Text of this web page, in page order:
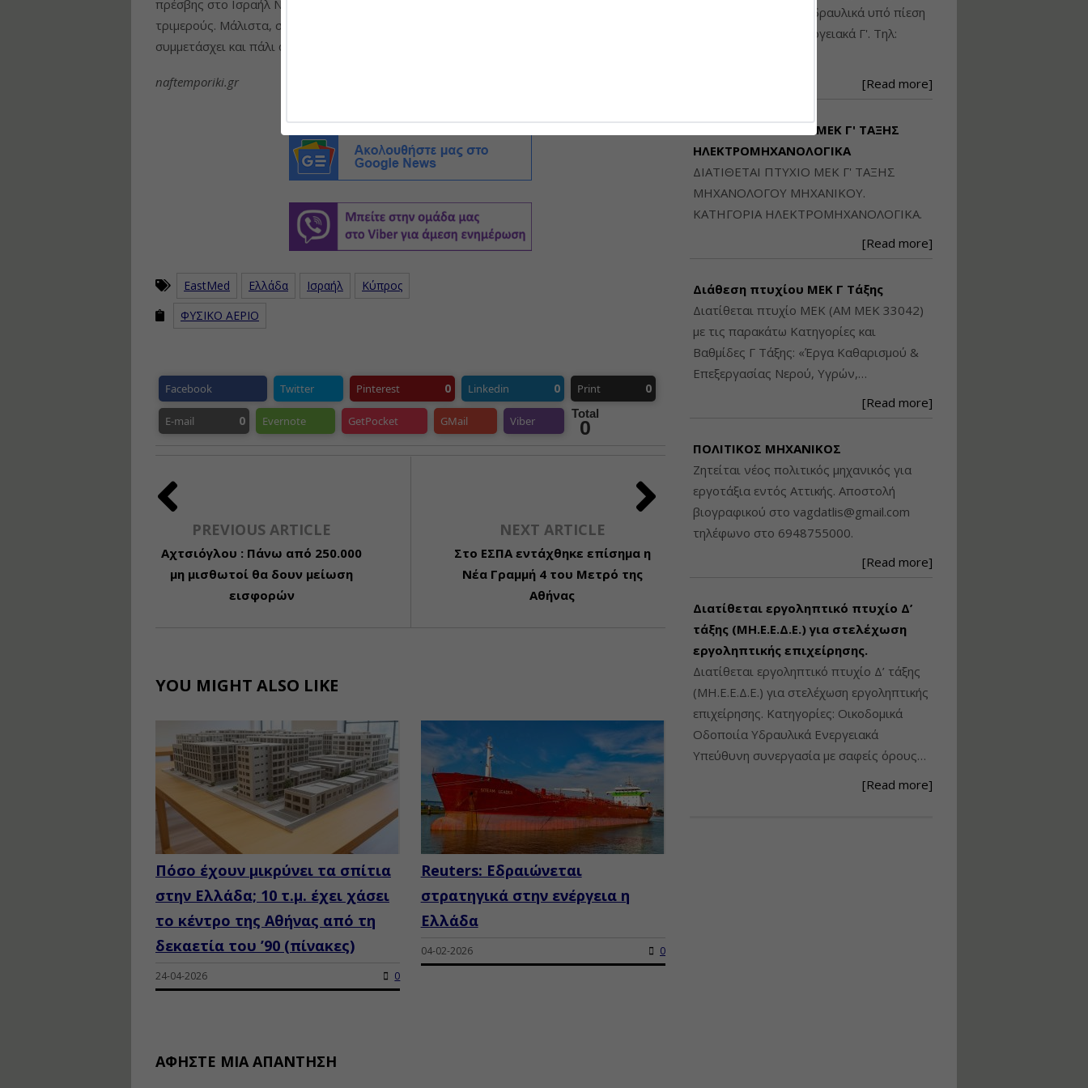
πρέσβης στο Ισραήλ Ντέιβιντ Φρίντμαν, ο οποίος συμμετείχε στις εργασίες της
τριμερούς. Μάλιστα, σύμφωνα με τον κ. Τσίπρα, στη Σύνοδο της Κρήτης είναι πιθανό να
συμμετάσχει και πάλι αξιωματούχος των ΗΠΑ.
naftemporiki.gr
EastMed Ελλάδα Ισραήλ
Κύπρος
ΦΥΣΙΚΟ ΑΕΡΙΟ
Facebook Twitter Pinterest 0 Linkedin 0 Print 0
E-mail 0 Evernote GetPocket GMail Viber
Total
0
PREVIOUS ARTICLE
Αχτσιόγλου : Πάνω από 250.000
μη μισθωτοί θα δουν μείωση
εισφορών
NEXT ARTICLE
Στο ΕΣΠΑ εντάχθηκε επίσημα η
Νέα Γραμμή 4 του Μετρό της
Αθήνας
YOU MIGHT ALSO LIKE
Πόσο έχουν μικρύνει τα σπίτια
στην Ελλάδα; 10 τ.μ. έχει χάσει
το κέντρο της Αθήνας από τη
δεκαετία του ’90 (πίνακες)
24-04-2026 0
Reuters: Εδραιώνεται
στρατηγικά στην ενέργεια η
Ελλάδα
04-02-2026 0
ΑΦΉΣΤΕ ΜΙΑ ΑΠΆΝΤΗΣΗ
Μηχανικού: Η/Μ Γ', Υδραυλικά υπό πίεση
Β', Βιομηχανικά - Ενεργειακά Γ'. Τηλ:
[Read more]
ΔΙΑΤΙΘΕΤΑΙ ΠΤΥΧΙΟ ΜΕΚ Γ' ΤΑΞΗΣ
ΗΛΕΚΤΡΟΜΗΧΑΝΟΛΟΓΙΚΑ
ΔΙΑΤΙΘΕΤΑΙ ΠΤΥΧΙΟ ΜΕΚ Γ' ΤΑΞΗΣ
ΜΗΧΑΝΟΛΟΓΟΥ ΜΗΧΑΝΙΚΟΥ.
ΚΑΤΗΓΟΡΙΑ ΗΛΕΚΤΡΟΜΗΧΑΝΟΛΟΓΙΚΑ.
[Read more]
Διάθεση πτυχίου ΜΕΚ Γ Τάξης
Διατίθεται πτυχίο ΜΕΚ (ΑΜ ΜΕΚ 33042)
με τις παρακάτω Κατηγορίες και
Βαθμίδες Γ Τάξης: «Έργα Καθαρισμού &
Επεξεργασίας Νερού, Υγρών,…
[Read more]
ΠΟΛΙΤΙΚΟΣ ΜΗΧΑΝΙΚΟΣ
Ζητείται νέος πολιτικός μηχανικός για
εργοτάξια εντός Αττικής. Αποστολή
βιογραφικού στο vagdatlis@gmail.com
τηλέφωνο στο 6948755000.
[Read more]
Διατίθεται εργοληπτικό πτυχίο Δ’
τάξης (ΜΗ.Ε.Ε.Δ.Ε.) για στελέχωση
εργοληπτικής επιχείρησης.
Διατίθεται εργοληπτικό πτυχίο Δ’ τάξης
(ΜΗ.Ε.Ε.Δ.Ε.) για στελέχωση εργοληπτικής
επιχείρησης. Κατηγορίες: Οικοδομικά
Οδοποιία Υδραυλικά Ενεργειακά
Υπεύθυνη συνεργασία με σαφείς όρους…
[Read more]
Ταυτότητα Κτιρίου/
και Πράξη (2024)
Πολεοδομικού
Σχεδιασμού Εντός
Ορίων Πόλεων και
Οικισμών και Εκτός
Εισηγήτρια:
Τιμή από: €145.00
Διάρκεια: 8 ώρες
τεχνολογίας
φωτισμού LED και
Εισηγητής:Στέφανος Τουλόγλου
Τιμή από: €190.00
Διάρκεια: 12 ώρες
Εκπόνηση Τοπικών και
Εισηγητής:
Τιμή από: €130.00
Διάρκεια: 6 ώρες
Επίβλεψη Δημοσίων
Έργων με τον
Ν.4782/2021